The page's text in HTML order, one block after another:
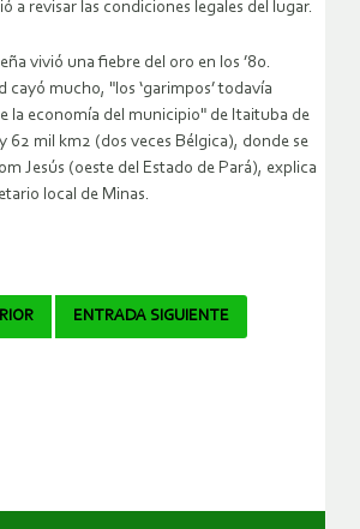
a revisar las condiciones legales del lugar.
vivió una fiebre del oro en los ’80.
cayó mucho, "los ‘garimpos’ todavía
la economía del municipio" de Itaituba de
62 mil km2 (dos veces Bélgica), donde se
Jesús (oeste del Estado de Pará), explica
local de Minas.
ENTRADA SIGUIENTE